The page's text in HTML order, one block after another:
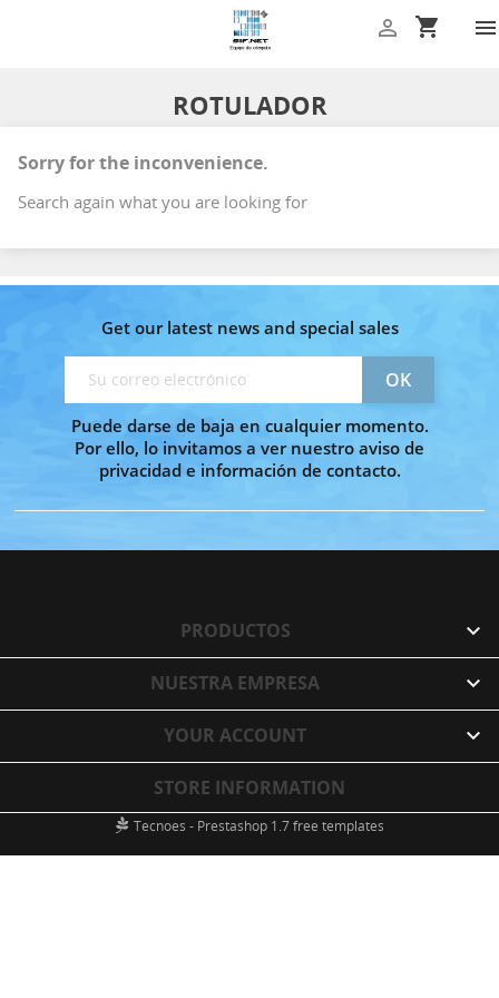

shopping_cart

ROTULADOR
Sorry for the inconvenience.
Search again what you are looking for
Get our latest news and special sales
Puede darse de baja en cualquier momento.
Por ello, lo invitamos a ver nuestro aviso de
privacidad e información de contacto.
PRODUCTOS 
NUESTRA EMPRESA 
YOUR ACCOUNT 
STORE INFORMATION
Tecnoes - Prestashop 1.7 free templates